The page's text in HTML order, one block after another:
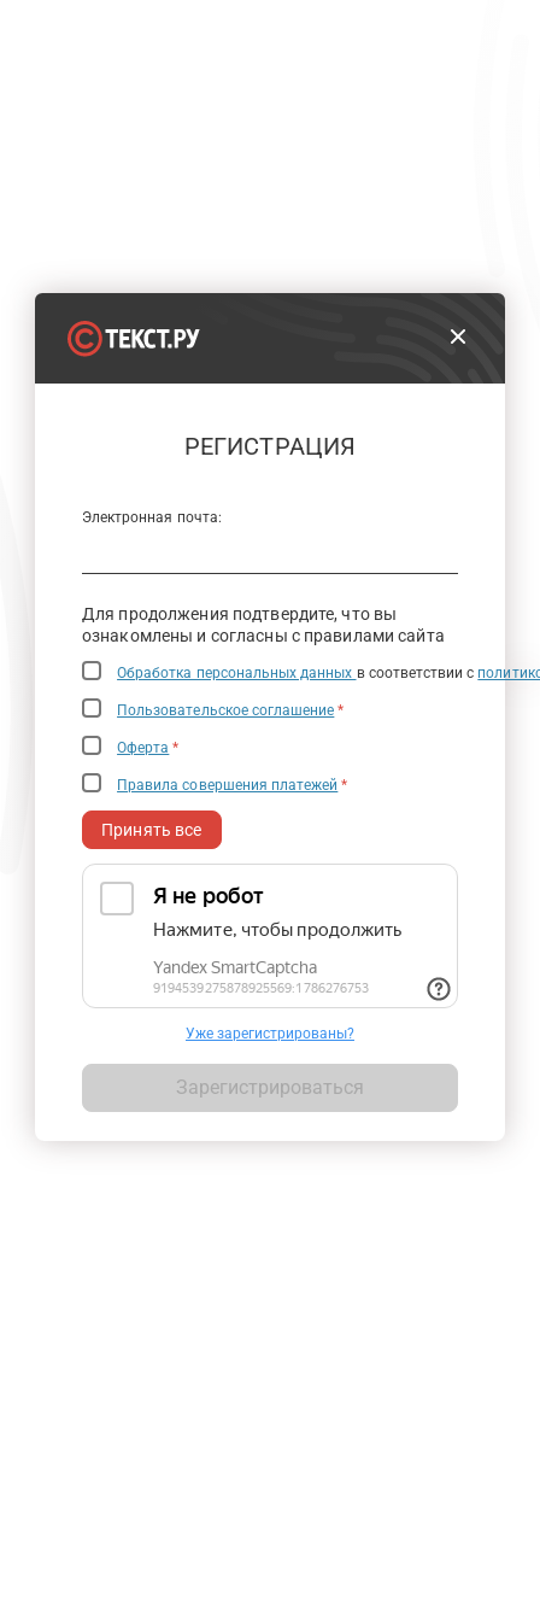
РЕГИСТРАЦИЯ
Электронная почта:
Для продолжения подтвердите, что вы
ознакомлены и согласны с правилами сайта
Обработка персональных данных в соответствии с
Пользовательское соглашение *
Оферта *
Правила совершения платежей *
Принять все
Уже зарегистрированы?
Зарегистрироваться